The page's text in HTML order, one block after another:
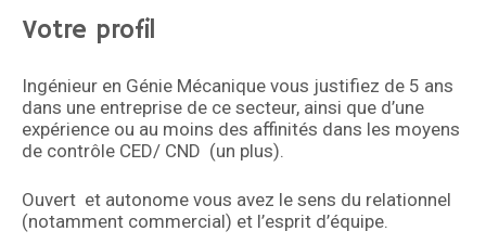
Votre profil
Ingénieur en Génie Mécanique vous justifiez de 5 ans
dans une entreprise de ce secteur, ainsi que d’une
expérience ou au moins des affinités dans les moyens
de contrôle CED/​ CND (un plus).​
Ouvert et autonome vous avez le sens du relationnel
(notamment commercial) et l’esprit d’équipe.